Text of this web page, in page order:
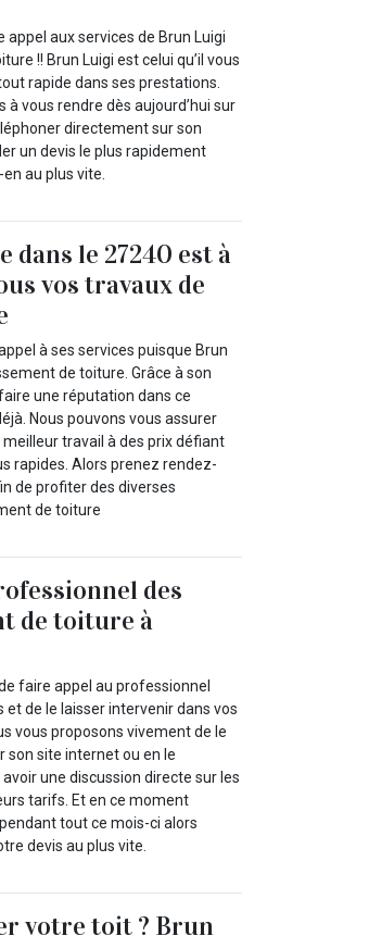
aux services de Brun Luigi
!! Brun Luigi est celui qu’il vous
rapide dans ses prestations.
à vous rendre dès aujourd’hui sur
directement sur son
un devis le plus rapidement
au plus vite.
dans le 27240 est à
vos travaux de
à ses services puisque Brun
de toiture. Grâce à son
une réputation dans ce
Nous pouvons vous assurer
meilleur travail à des prix défiant
rapides. Alors prenez rendez-
de profiter des diverses
de toiture
des
de toiture à
faire appel au professionnel
et de le laisser intervenir dans vos
vous proposons vivement de le
son site internet ou en le
une discussion directe sur les
tarifs. Et en ce moment
tout ce mois-ci alors
devis au plus vite.
votre toit ? Brun